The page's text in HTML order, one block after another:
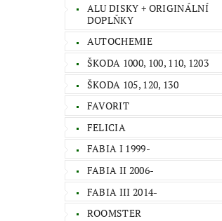
ALU DISKY + ORIGINÁLNÍ
DOPLŇKY
AUTOCHEMIE
ŠKODA 1000, 100, 110, 1203
ŠKODA 105, 120, 130
FAVORIT
FELICIA
FABIA I 1999-
FABIA II 2006-
FABIA III 2014-
ROOMSTER